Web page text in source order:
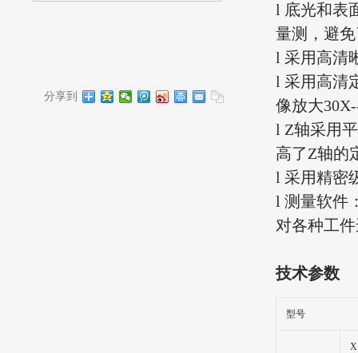
分享到
l 底光和表
量测，避
l 采用高清
l 采用高清
像放大
l Z轴采用
高了Z轴的
l 采用精密
l 测量软件
对各种工
技术参数
型号